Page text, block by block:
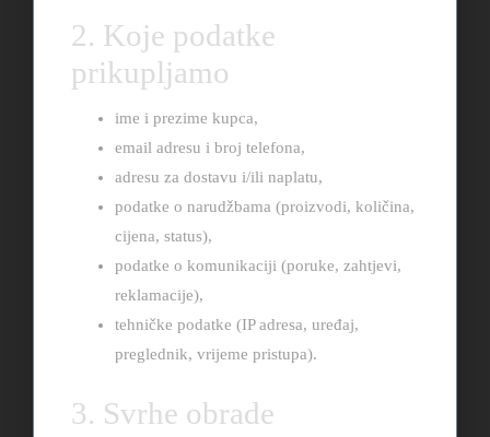
2. Koje podatke
prikupljamo
ime i prezime kupca,
email adresu i broj telefona,
adresu za dostavu i/ili naplatu,
podatke o narudžbama (proizvodi, količina,
cijena, status),
podatke o komunikaciji (poruke, zahtjevi,
reklamacije),
tehničke podatke (IP adresa, uređaj,
preglednik, vrijeme pristupa).
3. Svrhe obrade